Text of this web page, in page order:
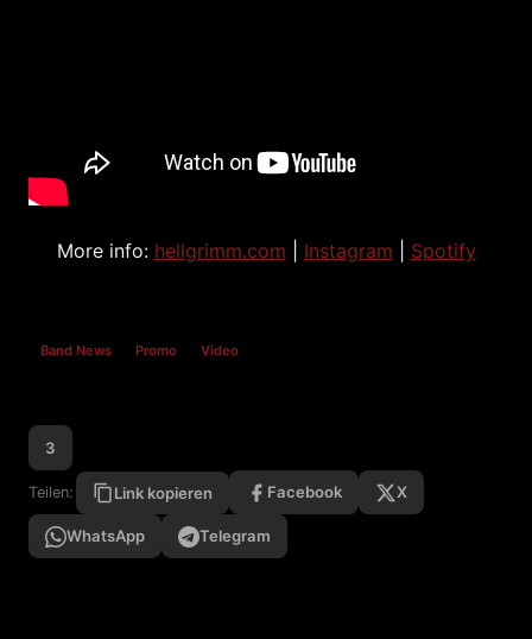
More info: hellgrimm.com Instagram Spotify
Band News Promo Video
3
Teilen: Link kopieren Facebook X
WhatsApp Telegram